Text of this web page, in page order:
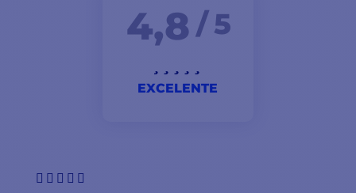
4,8 / 5
EXCELENTE